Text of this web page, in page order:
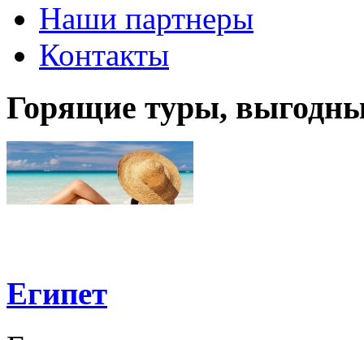
Наши партнеры
Контакты
Горящие туры,
Египет